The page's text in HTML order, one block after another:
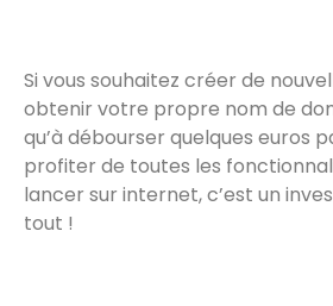
Si vous souhaitez créer de
obtenir votre propre nom de
qu’à débourser quelques euros
profiter de toutes les
lancer sur internet, c’est un
tout !